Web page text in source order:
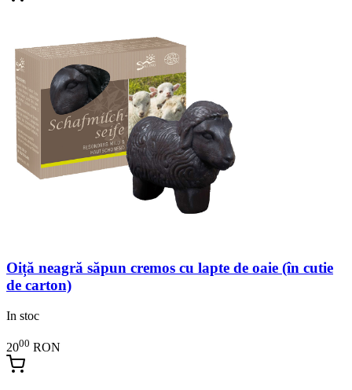
Oiță neagră săpun cremos cu lapte de oaie (în cutie
de carton)
In stoc
2000 RON